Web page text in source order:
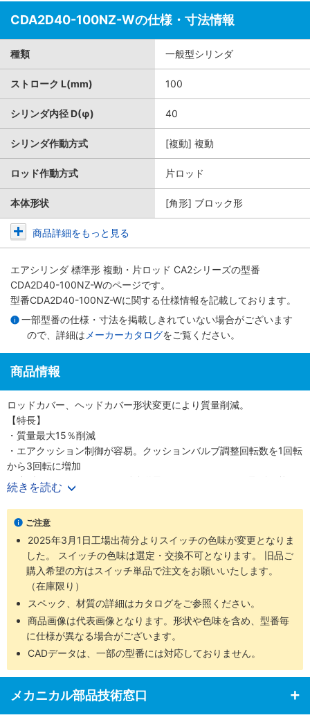
CDA2D40-100NZ-Wの仕様・寸法情報
種類 一般型シリンダ
ストローク L(mm) 100
シリンダ内径 D(φ) 40
シリンダ作動方式 [複動] 複動
ロッド作動方式 片ロッド
本体形状 [角形] ブロック形
商品詳細をもっと見る
エアシリンダ 標準形 複動・片ロッド CA2シリーズの型番
CDA2D40-100NZ-Wのページです。
型番CDA2D40-100NZ-Wに関する仕様情報を記載しております。
一部型番の仕様・寸法を掲載しきれていない場合がございます
ので、詳細は メーカーカタログをご覧ください。
商品情報
ロッドカバー、ヘッドカバー形状変更により質量削減。
【特長】
・質量最大15％削減
・エアクッション制御が容易。クッションバルブ調整回転数を1回転
から3回転に増加
・小型オートスイッチから耐強磁界オートスイッチまで取付可能
・ロッド先端金具、揺動受け金具付の品番を設定しました
・豊富な取付支持金具
続きを読む
ご注意
2025年3月1日工場出荷分よりスイッチの色味が変更となりま
した。 スイッチの色味は選定・交換不可となります。 旧品ご
購入希望の方はスイッチ単品で注文をお願いいたします。
（在庫限り）
スペック、材質の詳細はカタログをご参照ください。
商品画像は代表画像となります。形状や色味を含め、型番毎
に仕様が異なる場合がございます。
CADデータは、一部の型番には対応しておりません。
メカニカル部品技術窓口